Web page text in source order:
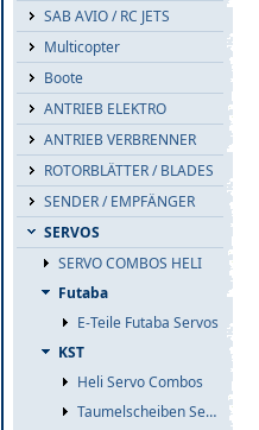
SAB AVIO / RC JETS
Multicopter
Boote
ANTRIEB ELEKTRO
ANTRIEB VERBRENNER
ROTORBLÄTTER / BLADES
SENDER / EMPFÄNGER
SERVOS
SERVO COMBOS HELI
Futaba
E-Teile Futaba Servos
KST
Heli Servo Combos
Taumelscheiben Servos